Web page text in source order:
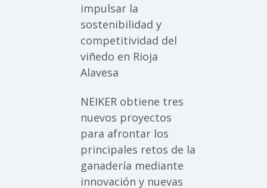
impulsar la
sostenibilidad y
competitividad del
viñedo en Rioja
Alavesa
NEIKER obtiene tres
nuevos proyectos
para afrontar los
principales retos de la
ganadería mediante
innovación y nuevas